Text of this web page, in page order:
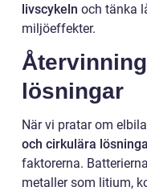
livscykeln och tänka
miljöeffekter.
lösningar
När vi pratar om
och cirkulära
faktorerna.
metaller som litium,